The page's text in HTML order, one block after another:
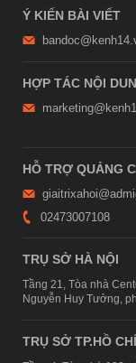
Ý KIẾN BÀI VIẾT
HỢP TÁC NỘI
HỖ TRỢ QUẢNG
02473007108
TRỤ SỞ HÀ NỘI
Tầng 21, Tòa nhà
Nguyễn Huy Tưởng,
TRỤ SỞ TP.HỒ